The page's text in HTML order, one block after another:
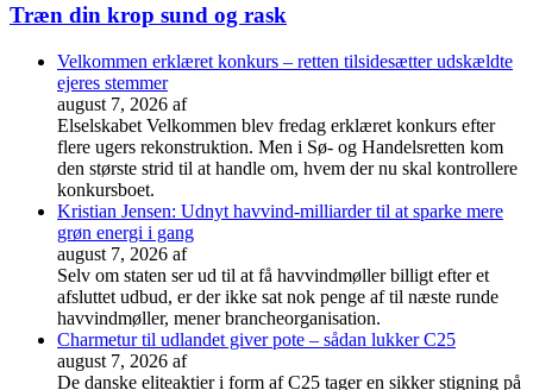
Træn din krop sund og rask
Velkommen erklæret konkurs – retten tilsidesætter udskældte
ejeres stemmer
august 7, 2026 af
Elselskabet Velkommen blev fredag erklæret konkurs efter
flere ugers rekonstruktion. Men i Sø- og Handelsretten kom
den største strid til at handle om, hvem der nu skal kontrollere
konkursboet.
Kristian Jensen: Udnyt havvind-milliarder til at sparke mere
grøn energi i gang
august 7, 2026 af
Selv om staten ser ud til at få havvindmøller billigt efter et
afsluttet udbud, er der ikke sat nok penge af til næste runde
havvindmøller, mener brancheorganisation.
Charmetur til udlandet giver pote – sådan lukker C25
august 7, 2026 af
De danske eliteaktier i form af C25 tager en sikker stigning på